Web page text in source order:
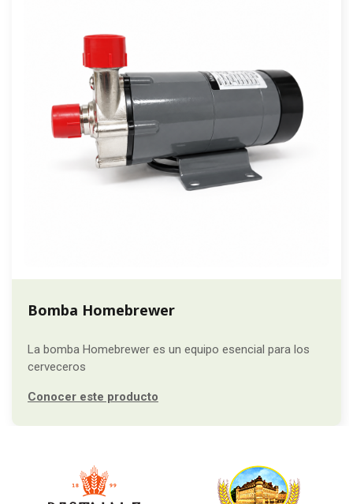
Bomba Homebrewer
La bomba Homebrewer es un equipo esencial para los
cerveceros
Conocer este producto